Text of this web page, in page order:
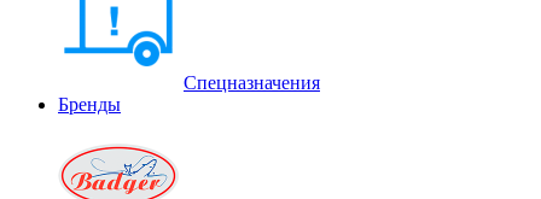
Спецназначения
Бренды